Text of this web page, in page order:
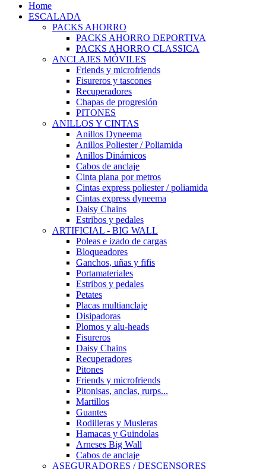
Home
ESCALADA
PACKS AHORRO
PACKS AHORRO DEPORTIVA
PACKS AHORRO CLASSICA
ANCLAJES MÓVILES
Friends y microfriends
Fisureros y tascones
Recuperadores
Chapas de progresión
PITONES
ANILLOS Y CINTAS
Anillos Dyneema
Anillos Poliester / Poliamida
Anillos Dinámicos
Cabos de anclaje
Cinta plana por metros
Cintas express poliester / poliamida
Cintas express dyneema
Daisy Chains
Estribos y pedales
ARTIFICIAL - BIG WALL
Poleas e izado de cargas
Bloqueadores
Ganchos, uñas y fifis
Portamateriales
Estribos y pedales
Petates
Placas multianclaje
Disipadoras
Plomos y alu-heads
Fisureros
Daisy Chains
Recuperadores
Pitones
Friends y microfriends
Pitonisas, anclas, rurps...
Martillos
Guantes
Rodilleras y Musleras
Hamacas y Guindolas
Arneses Big Wall
Cabos de anclaje
ASEGURADORES / DESCENSORES